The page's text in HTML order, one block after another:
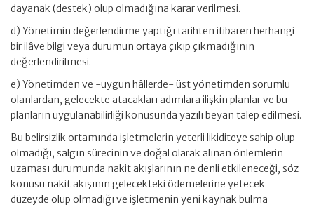
dayanak (destek) olup olmadığına karar verilmesi.
d) Yönetimin değerlendirme yaptığı tarihten itibaren herhangi
bir ilâve bilgi veya durumun ortaya çıkıp çıkmadığının
değerlendirilmesi.
e) Yönetimden ve -uygun hâllerde- üst yönetimden sorumlu
olanlardan, gelecekte atacakları adımlara ilişkin planlar ve bu
planların uygulanabilirliği konusunda yazılı beyan talep edilmesi.
Bu belirsizlik ortamında işletmelerin yeterli likiditeye sahip olup
olmadığı, salgın sürecinin ve doğal olarak alınan önlemlerin
uzaması durumunda nakit akışlarının ne denli etkileneceği, söz
konusu nakit akışının gelecekteki ödemelerine yetecek
düzeyde olup olmadığı ve işletmenin yeni kaynak bulma